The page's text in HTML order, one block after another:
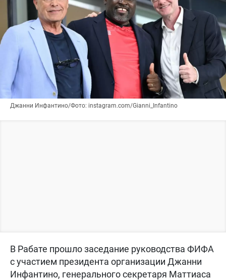
Джанни Инфантино/Фото: instagram.com/Gianni_Infantino
В Рабате прошло заседание руководства ФИФА
с участием президента организации Джанни
Инфантино, генерального секретаря Маттиаса